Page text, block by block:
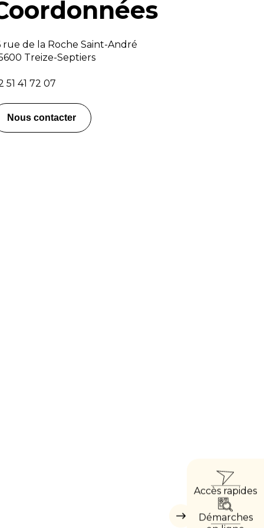
Masquer
Accès rapides
Démarches
rue de la Roche Saint-André
Treize-Septiers
51 41 72 07
Nous contacter